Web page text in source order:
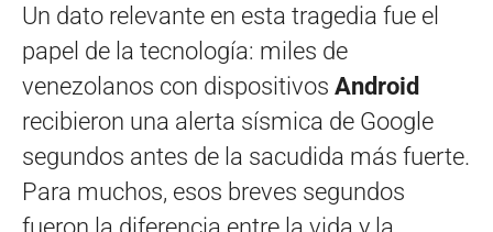
Un dato relevante en esta tragedia fue el
papel de la tecnología: miles de
venezolanos con dispositivos Android
recibieron una alerta sísmica de Google
segundos antes de la sacudida más fuerte.
Para muchos, esos breves segundos